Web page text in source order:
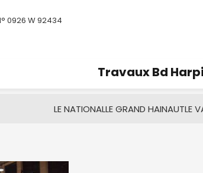
0926 W 92434
Travaux Bd
LE NATIONALLE GRAND HAINAUTLE